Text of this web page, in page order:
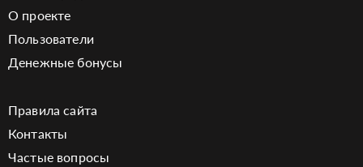
О проекте
Пользователи
Денежные бонусы
Правила сайта
Контакты
Частые вопросы